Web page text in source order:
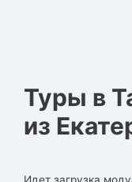
Туры в
из